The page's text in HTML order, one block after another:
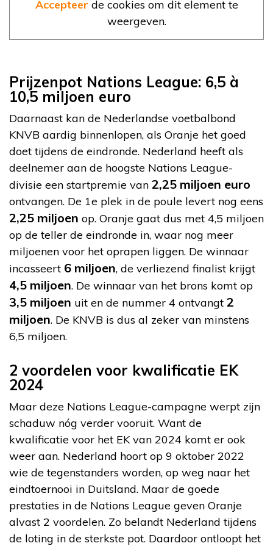
Accepteer de cookies om dit element te
weergeven.
Prijzenpot Nations League: 6,5 à
10,5 miljoen euro
Daarnaast kan de Nederlandse voetbalbond
KNVB aardig binnenlopen, als Oranje het goed
doet tijdens de eindronde. Nederland heeft als
deelnemer aan de hoogste Nations League-
divisie een startpremie van 2,25 miljoen euro
ontvangen. De 1e plek in de poule levert nog eens
2,25 miljoen op. Oranje gaat dus met 4,5 miljoen
op de teller de eindronde in, waar nog meer
miljoenen voor het oprapen liggen. De winnaar
incasseert 6 miljoen, de verliezend finalist krijgt
4,5 miljoen. De winnaar van het brons komt op
3,5 miljoen uit en de nummer 4 ontvangt 2
miljoen. De KNVB is dus al zeker van minstens
6,5 miljoen.
2 voordelen voor kwalificatie EK
2024
Maar deze Nations League-campagne werpt zijn
schaduw nóg verder vooruit. Want de
kwalificatie voor het EK van 2024 komt er ook
weer aan. Nederland hoort op 9 oktober 2022
wie de tegenstanders worden, op weg naar het
eindtoernooi in Duitsland. Maar de goede
prestaties in de Nations League geven Oranje
alvast 2 voordelen. Zo belandt Nederland tijdens
de loting in de sterkste pot. Daardoor ontloopt het